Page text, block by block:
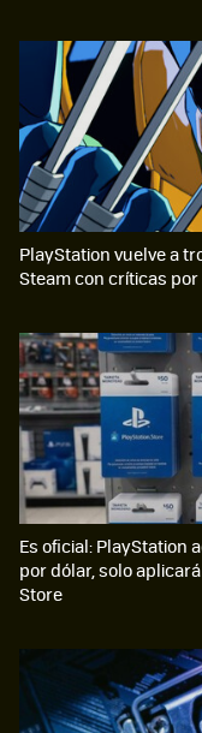
PlayStation vuelve a
Steam con críticas
Es oficial: PlayStation
por dólar, solo
Store